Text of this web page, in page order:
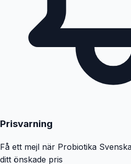
Prisvarning
Få ett mejl när Probiotika
ditt önskade pris